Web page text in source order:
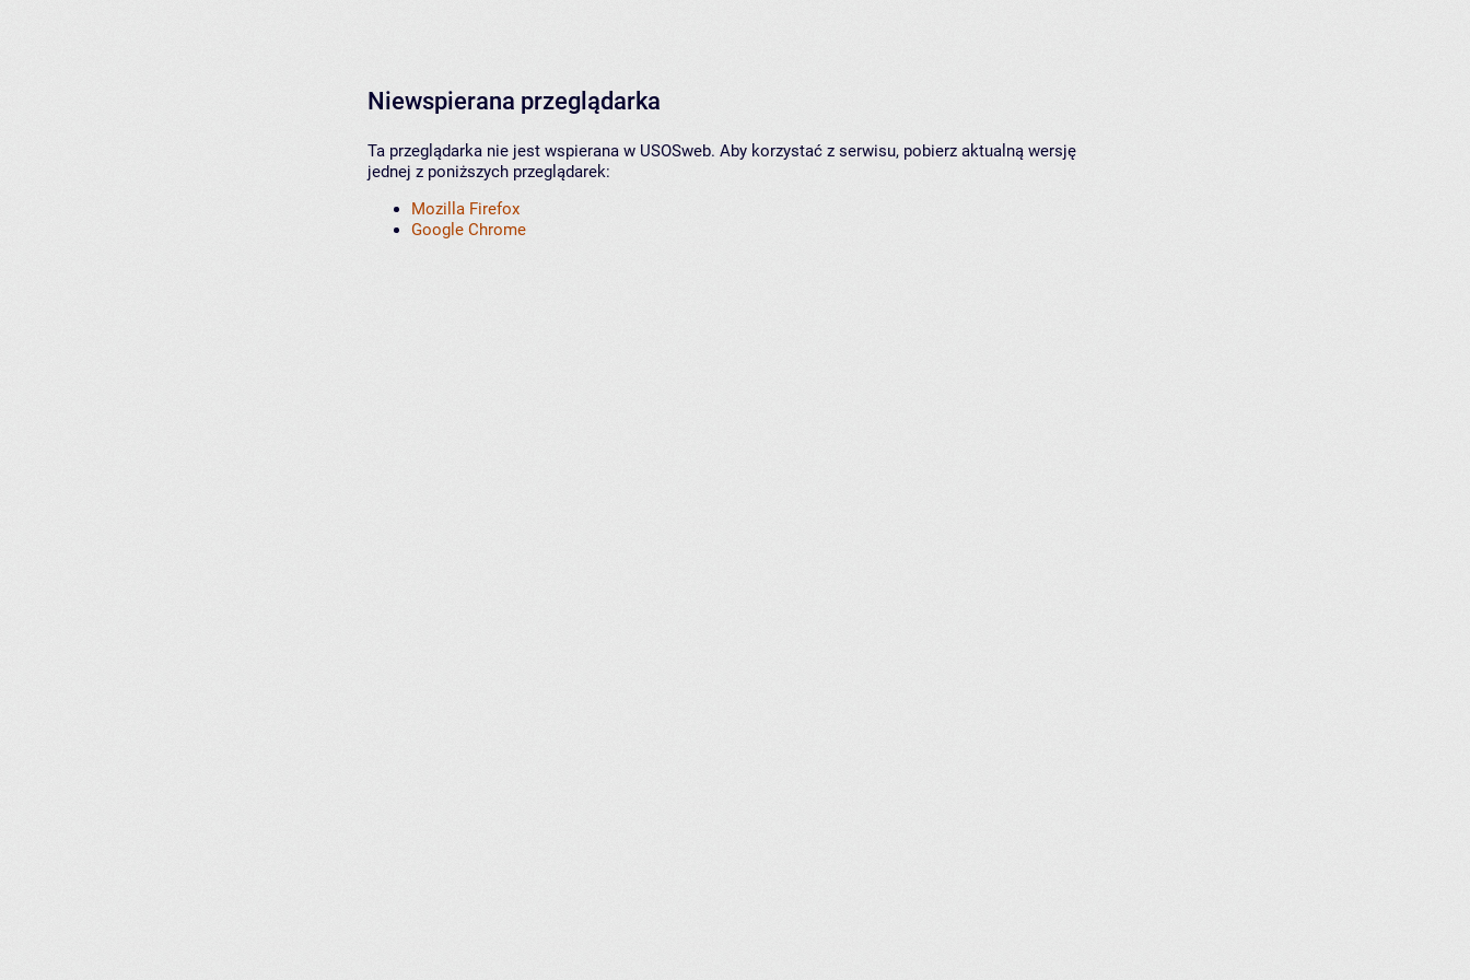
Niewspierana przeglądarka
Ta przeglądarka nie jest wspierana w USOSweb. Aby korzystać z serwisu, pobierz aktualną wersję
jednej z poniższych przeglądarek:
Mozilla Firefox
Google Chrome